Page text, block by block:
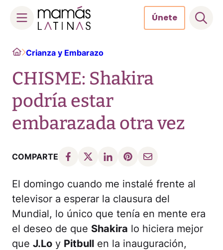
content
Únete
HomeCrianza y Embarazo
CHISME: Shakira
podría estar
embarazada otra vez
COMPARTE
El domingo cuando me instalé frente al
televisor a esperar la clausura del
Mundial, lo único que tenía en mente era
el deseo de que Shakira lo hiciera mejor
que J.Lo y Pitbull en la inauguración,